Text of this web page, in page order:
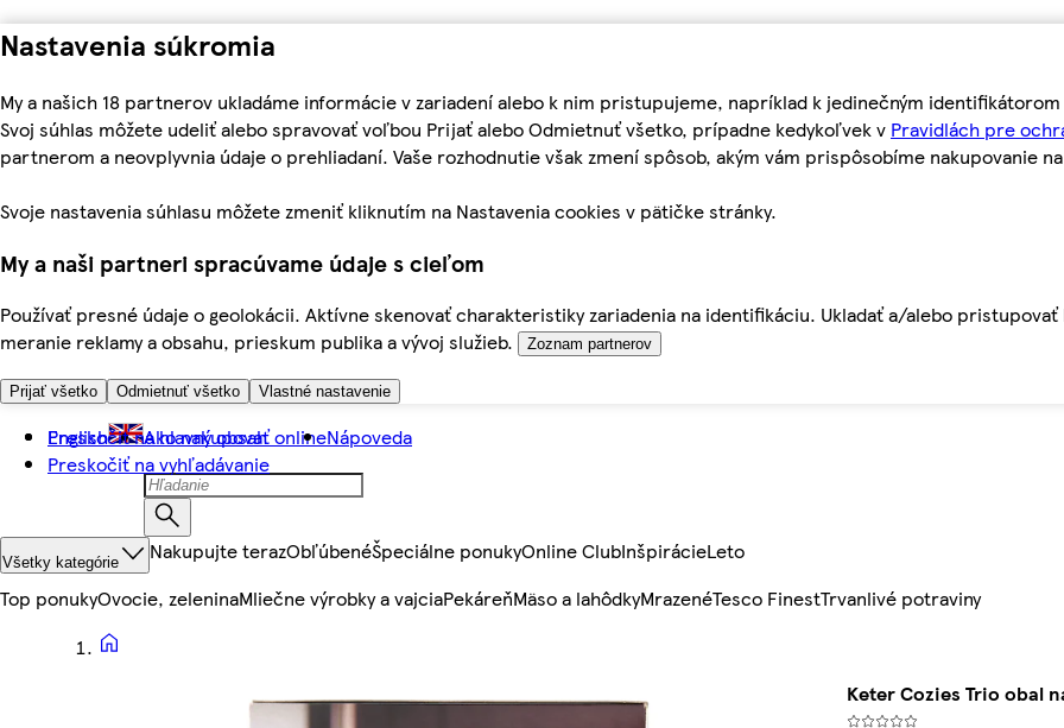
Nastavenia súkromia
My a našich 18 partnerov ukladáme informácie v zariadení alebo k nim pristupujeme, napríklad k jedinečným
Svoj súhlas môžete udeliť alebo spravovať voľbou Prijať alebo Odmietnuť všetko, prípadne kedykoľvek v Pravidlách pre
partnerom a neovplyvnia údaje o prehliadaní. Vaše rozhodnutie však zmení spôsob, akým vám prispôsobíme nakupovanie
Svoje nastavenia súhlasu môžete zmeniť kliknutím na Nastavenia cookies v pätičke stránky.
My a naši partneri spracúvame údaje s cieľom
Používať presné údaje o geolokácii. Aktívne skenovať charakteristiky zariadenia na identifikáciu. Ukladať a/alebo
meranie reklamy a obsahu, prieskum publika a vývoj služieb.
Zoznam partnerov
Prijať všetko Odmietnuť všetko Vlastné nastavenie
Preskočiť na hlavný obsah
Preskočiť na vyhľadávanie
English Ako nakupovať onlineNápoveda
Všetky kategórie Nakupujte terazObľúbenéŠpeciálne ponukyOnline ClubInšpirácieLeto
Top ponukyOvocie, zeleninaMliečne výrobky a vajciaPekáreňMäso a lahôdkyMrazenéTesco FinestTrvanlivé potraviny
Keter Cozies Trio obal